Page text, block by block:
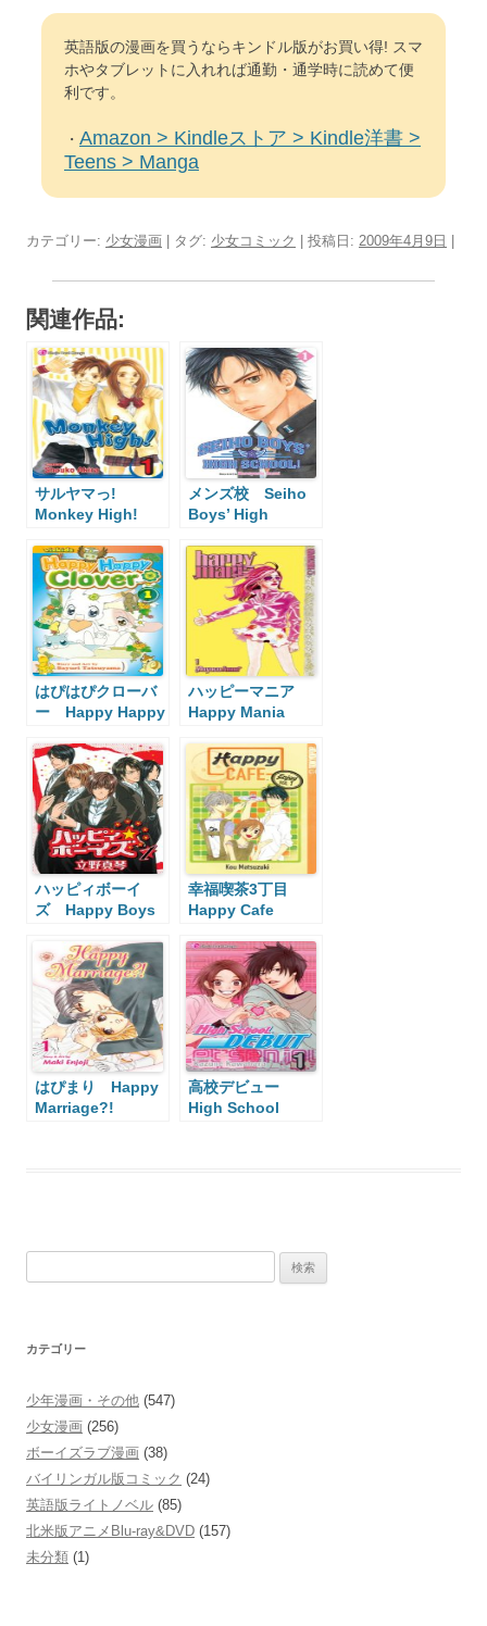
英語版の漫画を買うならキンドル版がお買い得! スマ
ホやタブレットに入れれば通勤・通学時に読めて便
利です。
・ Amazon > Kindleストア > Kindle洋書 >
Teens > Manga
カテゴリー: 少女漫画 | タグ: 少女コミック | 投稿日: 2009年4月9日
関連作品:
サルヤマっ!
Monkey High!
メンズ校 Seiho
Boys’ High
はぴはぴクローバ
ー Happy Happy
ハッピーマニア
Happy Mania
ハッピィボーイ
ズ Happy Boys
幸福喫茶3丁目
Happy Cafe
はぴまり Happy
Marriage?!
高校デビュー
High School
カテゴリー
少年漫画・その他 (547)
少女漫画 (256)
ボーイズラブ漫画 (38)
バイリンガル版コミック (24)
英語版ライトノベル (85)
北米版アニメBlu-ray&DVD (157)
未分類 (1)